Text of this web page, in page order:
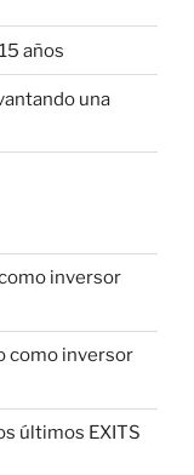
años
una
inversor
como inversor
últimos EXITS